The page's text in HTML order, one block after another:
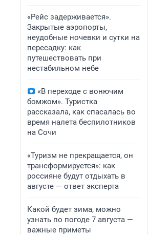
«Рейс задерживается».
Закрытые аэропорты,
неудобные ночевки и сутки на
пересадку: как
путешествовать при
нестабильном небе
«В переходе с вонючим
бомжом». Туристка
рассказала, как спасалась во
время налета беспилотников
на Сочи
«Туризм не прекращается, он
трансформируется»: как
россияне будут отдыхать в
августе — ответ эксперта
Какой будет зима, можно
узнать по погоде 7 августа —
важные приметы